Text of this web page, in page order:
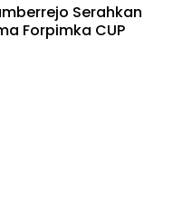
Serahkan
Forpimka CUP